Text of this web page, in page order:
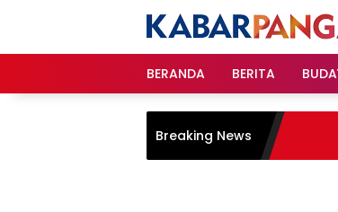
BERANDA BERITA
Breaking News